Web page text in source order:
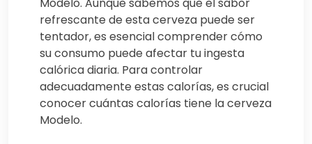
refrescante de esta cerveza puede ser
tentador, es esencial comprender cómo
su consumo puede afectar tu ingesta
calórica diaria. Para controlar
adecuadamente estas calorías, es crucial
conocer cuántas calorías tiene la cerveza
Modelo.